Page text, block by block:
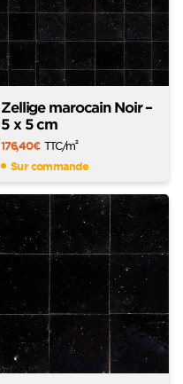
Zellige marocain Noir –
5 x 5 cm
176,40€ TTC/m2
Sur commande